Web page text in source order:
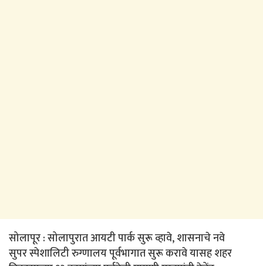
सोलापूर : सोलापुरात आयटी पार्क सुरू व्हावे, शासनाचे नवे
सुपर स्पेशालिटी रुग्णालय पूर्वभागात सुरू करावे यासह शहर